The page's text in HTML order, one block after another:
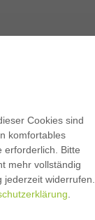
Cookies sind
komfortables
erforderlich. Bitte
mehr vollständig
widerrufen.